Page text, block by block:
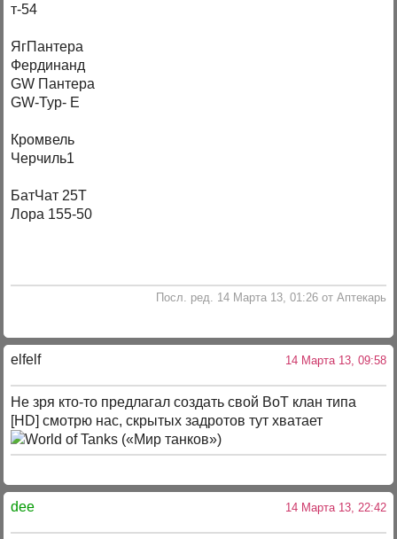
т-54
ЯгПантера
Фердинанд
GW Пантера
GW-Typ- E
Кромвель
Черчиль1
БатЧат 25Т
Лора 155-50
Посл. ред. 14 Марта 13, 01:26 от Аптекарь
elfelf 14 Марта 13, 09:58
Не зря кто-то предлагал создать свой ВоТ клан типа
[HD] смотрю нас, скрытых задротов тут хватает
dee 14 Марта 13, 22:42